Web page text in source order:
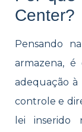
Center?
Pensando
armazena,
adequação
controle e
lei inserido